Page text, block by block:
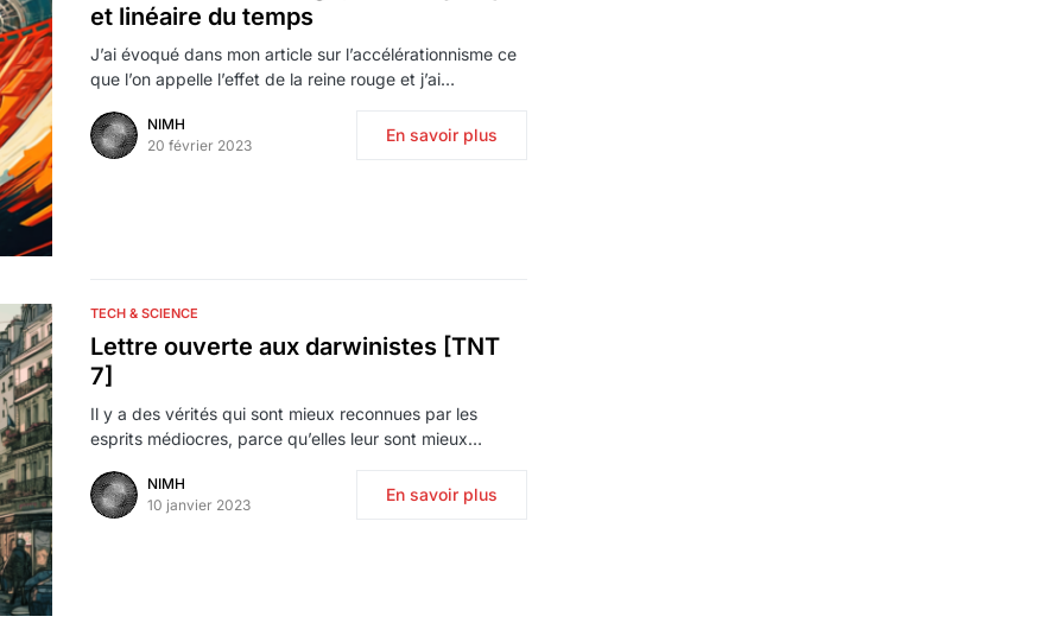
et linéaire du temps
J’ai évoqué dans mon article sur l’accélérationnisme ce
que l’on appelle l’effet de la reine rouge et j’ai…
NIMH
20 février 2023
En savoir plus
TECH & SCIENCE
Lettre ouverte aux darwinistes [TNT
7]
Il y a des vérités qui sont mieux reconnues par les
esprits médiocres, parce qu’elles leur sont mieux…
NIMH
10 janvier 2023
En savoir plus